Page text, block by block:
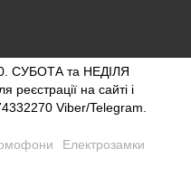
СУБОТА та НЕДІЛЯ
реєстрації на сайті і
Viber/Telegram.
Електрозамки